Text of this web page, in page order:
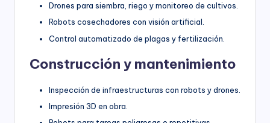
Drones para siembra, riego y monitoreo de cultivos.
Robots cosechadores con visión artificial.
Control automatizado de plagas y fertilización.
Construcción y mantenimiento
Inspección de infraestructuras con robots y drones.
Impresión 3D en obra.